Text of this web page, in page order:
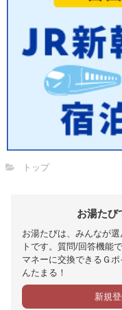
トップ
お湯たび
お湯たびは、みんなが
トです。質問/回答機能
マネーに交換できるＧ
んたまる！
新規